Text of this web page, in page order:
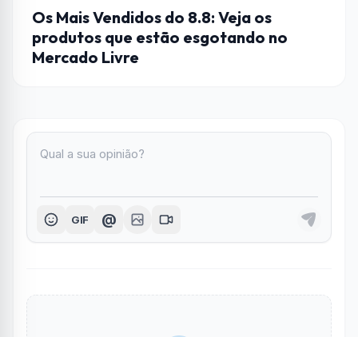
DICAS
Os Mais Vendidos do 8.8: Veja os
produtos que estão esgotando no
Mercado Livre
GIF @